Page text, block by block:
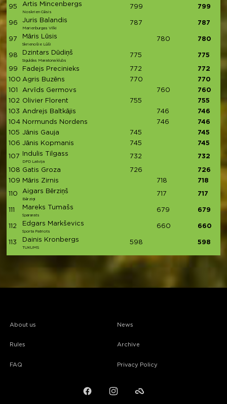
95 Artis Mincenbergs
Noskrien Cēsis
799 799
96 Juris Balandis
Marienburgas Vilki
787 787
97 Māris Lūsis
Skrienošie Lūši
780 780
98 Dzintars Dūdiņš
Siguldas Maratona klubs
775 775
99 Fadejs Precinieks 772
772
100 Agris Buzēns 770
770
101
Arvīds Germovs 760
760
102
Olivier Florent 755
755
103
Andrejs Baltkājis 746
746
104 Normunds Nordens 746
746
105 Jānis Gauja 745
745
106 Jānis Kopmanis 745 745
107 Indulis Tilgass
DPD Latvija
732 732
108 Gatis Groza 726
726
109
Māris Zirnis 718 718
110 Aigars Bērziņš
Bērziņi
717 717
111 Mareks Tumašs
Spararats
679 679
112 Edgars Markševics
Sporta Patriots
660 660
113 Dainis Kronbergs
TUKUMS
598 598
About us
Rules
FAQ
News
Archive
Privacy Policy
FacebookInstagramFailiem.lv